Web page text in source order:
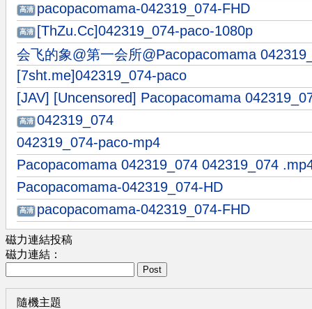
高清 pacopacomama-042319_074-FHD
高清
[ThZu.Cc]042319_074-paco-1080p
会飞的象@第一会所@Pacopacomama
[7sht.me]042319_074-paco
[JAV] [Uncensored] Pacopacomama
高清 042319_074
042319_074-paco-mp4
Pacopacomama 042319_074 042319_074
Pacopacomama-042319_074-HD
高清 pacopacomama-042319_074-FHD
磁力連結投稿
磁力連結：
Post
隨機主題